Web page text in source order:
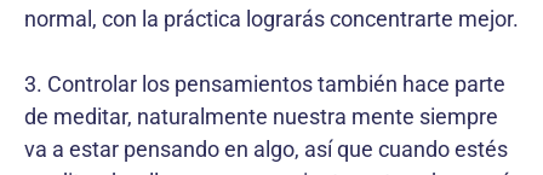
normal, con la práctica lograrás concentrarte mejor.
3. Controlar los pensamientos también hace parte
de meditar, naturalmente nuestra mente siempre
va a estar pensando en algo, así que cuando estés